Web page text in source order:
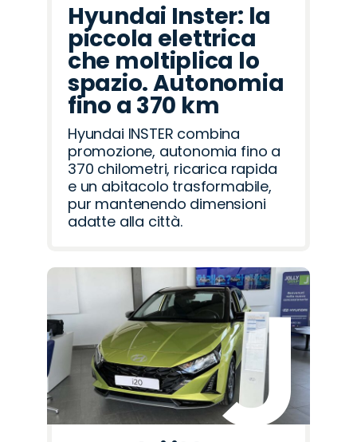
Hyundai Inster: la
piccola elettrica
che moltiplica lo
spazio. Autonomia
fino a 370 km
Hyundai INSTER combina
promozione, autonomia fino a
370 chilometri, ricarica rapida
e un abitacolo trasformabile,
pur mantenendo dimensioni
adatte alla città.